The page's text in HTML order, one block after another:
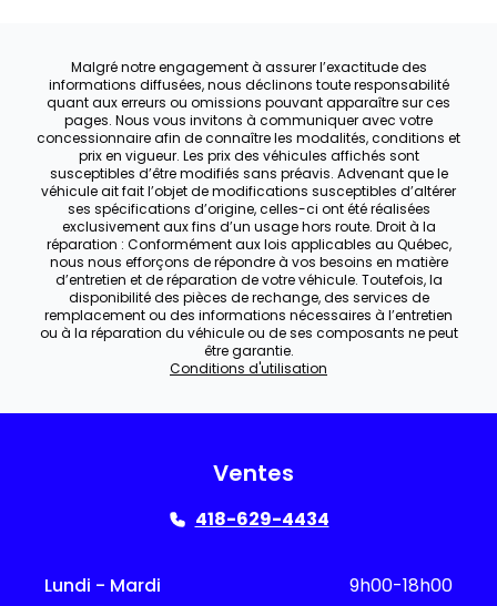
Malgré notre engagement à assurer l’exactitude des
informations diffusées, nous déclinons toute responsabilité
quant aux erreurs ou omissions pouvant apparaître sur ces
pages. Nous vous invitons à communiquer avec votre
concessionnaire afin de connaître les modalités, conditions et
prix en vigueur. Les prix des véhicules affichés sont
susceptibles d’être modifiés sans préavis. Advenant que le
véhicule ait fait l’objet de modifications susceptibles d’altérer
ses spécifications d’origine, celles-ci ont été réalisées
exclusivement aux fins d’un usage hors route. Droit à la
réparation : Conformément aux lois applicables au Québec,
nous nous efforçons de répondre à vos besoins en matière
d’entretien et de réparation de votre véhicule. Toutefois, la
disponibilité des pièces de rechange, des services de
remplacement ou des informations nécessaires à l’entretien
ou à la réparation du véhicule ou de ses composants ne peut
être garantie.
Conditions d'utilisation
Ventes
418-629-4434
Lundi - Mardi 9h00-18h00